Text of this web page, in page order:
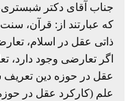
جناب آقای دکتر شبستری،
که عبارتند از: قرآن،
ذاتی عقل در اسلام،
اگر تعارضی وجود دارد،
عقل در حوزه دین تعریف
علم (کارکرد عقل در